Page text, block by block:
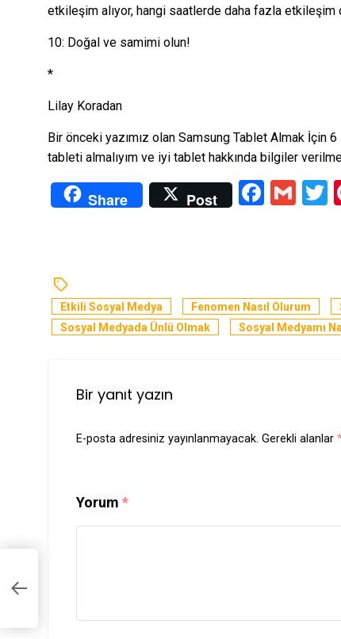
etkileşim alıyor, hangi saatlerde daha fazla
10: Doğal ve samimi olun!
*
Lilay Koradan
Bir önceki yazımız olan Samsung Tablet Almak İçin 6
tableti almalıyım ve iyi tablet hakkında bilgiler
Share Post
Etkili Sosyal Medya Fenomen Nasıl Olurum
Sosyal Medyada Ünlü Olmak
Sosyal Medyamı
Bir yanıt yazın
E-posta adresiniz yayınlanmayacak. Gerekli alanlar
Yorum *